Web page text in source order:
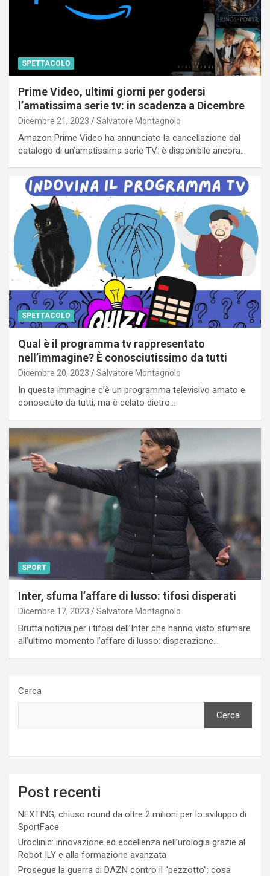
SPETTACOLO
Prime Video, ultimi giorni per godersi
l’amatissima serie tv: in scadenza a Dicembre
Dicembre 21, 2023 Salvatore Montagnolo
Amazon Prime Video ha annunciato la cancellazione dal
catalogo di un’amatissima serie TV: è disponibile ancora…
SPETTACOLO
Qual è il programma tv rappresentato
nell’immagine? È conosciutissimo da tutti
Dicembre 20, 2023 Salvatore Montagnolo
In questa immagine c’è un programma televisivo amato e
conosciuto da tutti, ma è celato dietro…
SPORT
Inter, sfuma l’affare di lusso: tifosi disperati
Dicembre 17, 2023 Salvatore Montagnolo
Brutta notizia per i tifosi dell’Inter che hanno visto sfumare
all’ultimo momento l’affare di lusso: disperazione…
Cerca
Cerca
Post recenti
NEXTING, chiuso round da oltre 2 milioni per lo sviluppo di
SportFace
Uroclinic: innovazione ed eccellenza nell’urologia grazie al
Robot ILY e alla formazione avanzata
Prosegue la guerra di DAZN contro il “pezzotto”: cosa